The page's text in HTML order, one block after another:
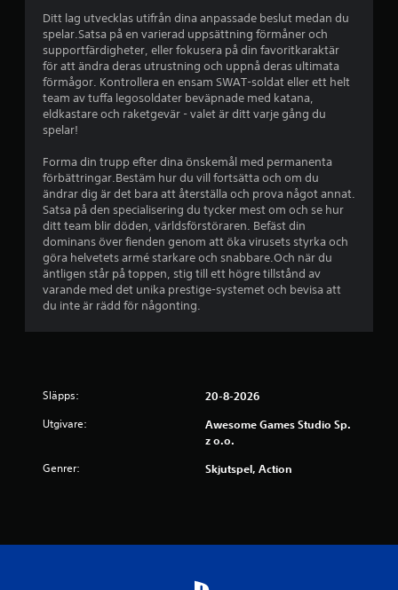
Ditt lag utvecklas utifrån dina anpassade beslut medan du
spelar.Satsa på en varierad uppsättning förmåner och
supportfärdigheter, eller fokusera på din favoritkaraktär
för att ändra deras utrustning och uppnå deras ultimata
förmågor. Kontrollera en ensam SWAT-soldat eller ett helt
team av tuffa legosoldater beväpnade med katana,
eldkastare och raketgevär - valet är ditt varje gång du
spelar!
Forma din trupp efter dina önskemål med permanenta
förbättringar.Bestäm hur du vill fortsätta och om du
ändrar dig är det bara att återställa och prova något annat.
Satsa på den specialisering du tycker mest om och se hur
ditt team blir döden, världsförstöraren. Befäst din
dominans över fienden genom att öka virusets styrka och
göra helvetets armé starkare och snabbare.Och när du
äntligen står på toppen, stig till ett högre tillstånd av
varande med det unika prestige-systemet och bevisa att
du inte är rädd för någonting.
Släpps: 20-8-2026
Utgivare:
Awesome Games Studio Sp.
z o.o.
Genrer: Skjutspel, Action